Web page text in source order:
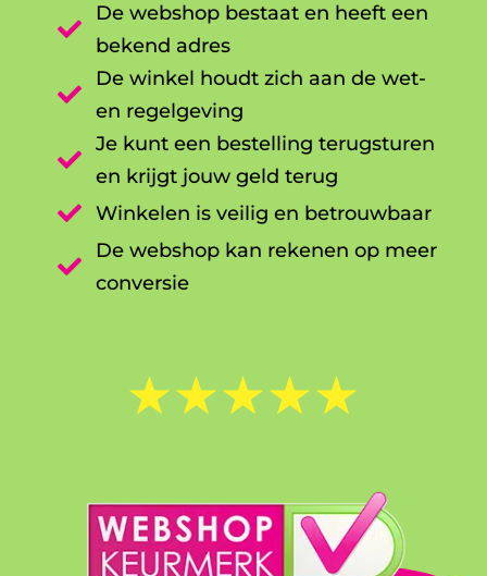

De webshop bestaat en heeft een
bekend adres

De winkel houdt zich aan de wet-
en regelgeving

Je kunt een bestelling terugsturen
en krijgt jouw geld terug

Winkelen is veilig en betrouwbaar

De webshop kan rekenen op meer
conversie
☆☆☆☆☆